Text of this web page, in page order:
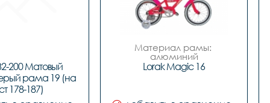
200 Матовый
рама 19 (на
178-187)
Материал рамы:
алюминий
Тип тормозов: ножной
Диаметр колес: 16
Lorak Magic 16